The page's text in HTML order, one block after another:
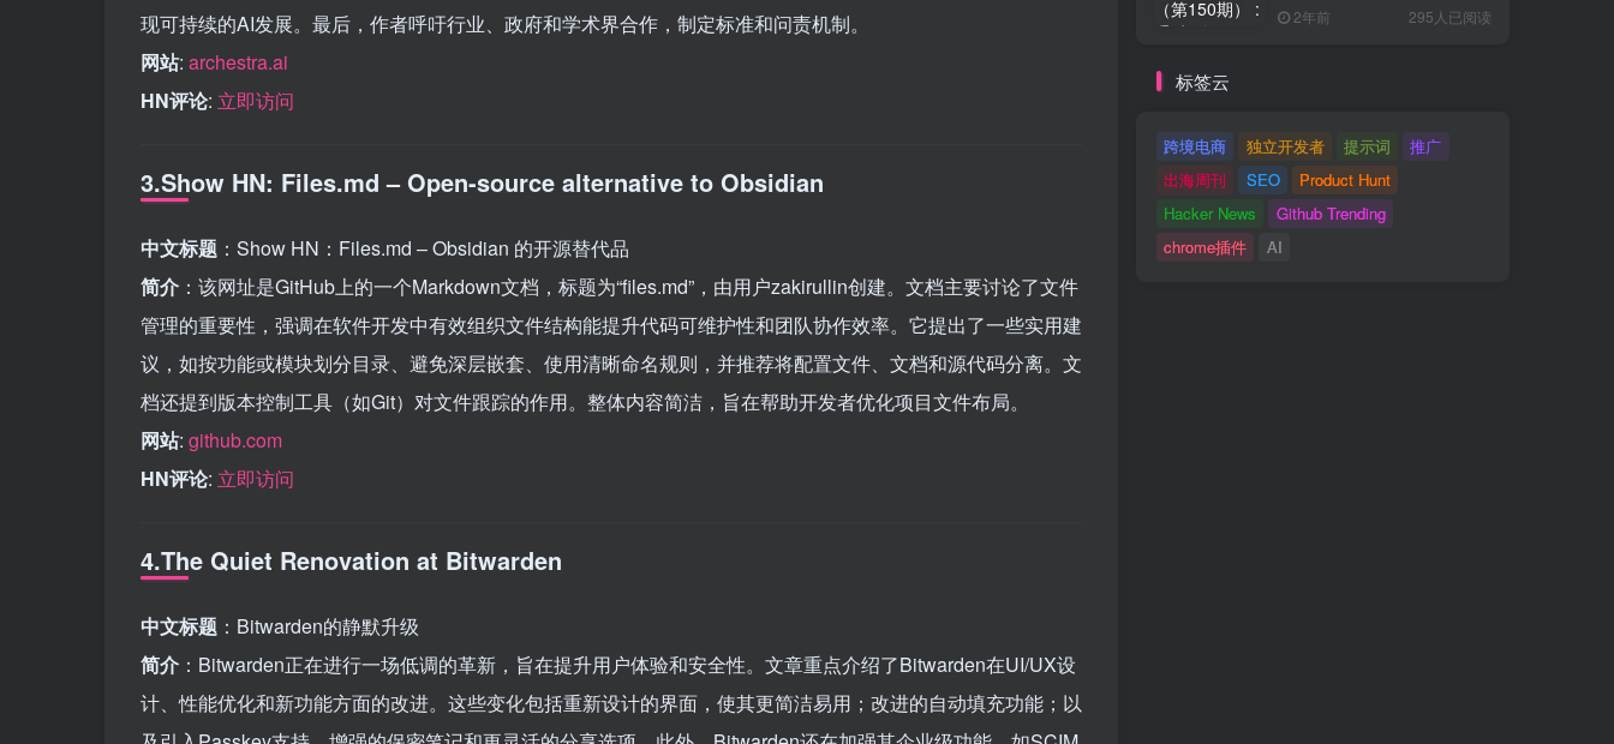
现可持续的AI发展。最后，作者呼吁行业、政府和学术界合作，制定标准和问责机制。
网站: archestra.ai
HN评论: 立即访问
3.Show HN: Files.md – Open-source alternative to Obsidian
中文标题 ：Show HN：Files.md – Obsidian 的开源替代品
简介 ：该网址是GitHub上的一个Markdown文档，标题为“files.md”，由用户zakirullin创建。文档主要讨论了文件
管理的重要性，强调在软件开发中有效组织文件结构能提升代码可维护性和团队协作效率。它提出了一些实用建
议，如按功能或模块划分目录、避免深层嵌套、使用清晰命名规则，并推荐将配置文件、文档和源代码分离。文
档还提到版本控制工具（如Git）对文件跟踪的作用。整体内容简洁，旨在帮助开发者优化项目文件布局。
网站: github.com
HN评论: 立即访问
4.The Quiet Renovation at Bitwarden
中文标题 ：Bitwarden的静默升级
简介 ：Bitwarden正在进行一场低调的革新，旨在提升用户体验和安全性。文章重点介绍了Bitwarden在UI/UX设
计、性能优化和新功能方面的改进。这些变化包括重新设计的界面，使其更简洁易用；改进的自动填充功能；以
2年前 295人已阅读
标签云
跨境电商 独立开发者 提示词
推广
出海周刊
SEO
Product Hunt
Hacker News
Github Trending
chrome插件
AI